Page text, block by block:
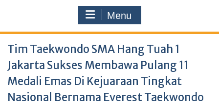
Menu
Tim Taekwondo SMA Hang Tuah 1
Jakarta Sukses Membawa Pulang 11
Medali Emas Di Kejuaraan Tingkat
Nasional Bernama Everest Taekwondo